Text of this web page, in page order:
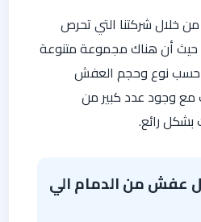
خلال شركتنا التي تحرص
حيث أن هناك مجموعة متنوعة
حسب نوع وحجم العفش
وجود عدد كبير من
بشكل رائع.
عفش من الدمام الي